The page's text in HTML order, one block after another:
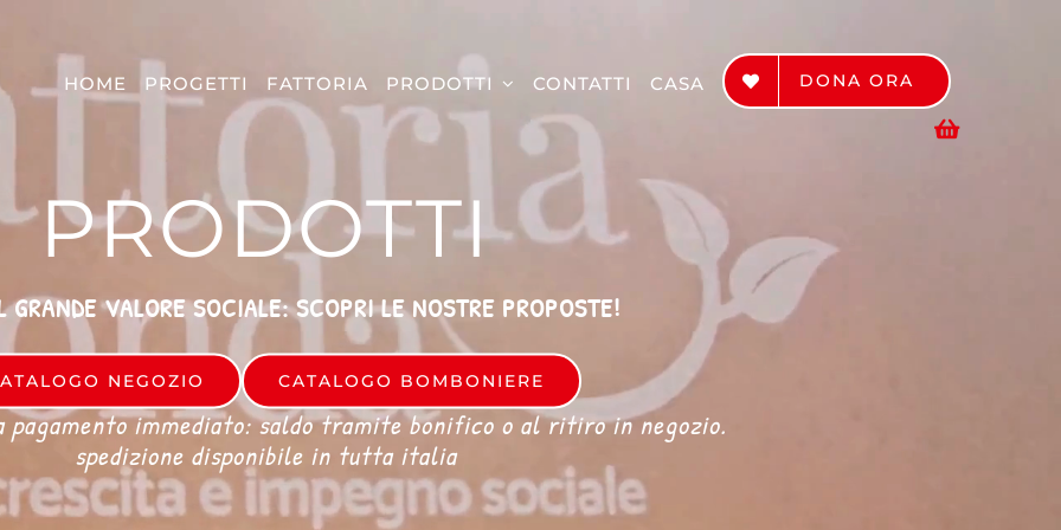
HOME PROGETTI FATTORIA PRODOTTI CONTATTI CASA DONA ORA
PRODOTTI
GRANDE VALORE SOCIALE: SCOPRI LE NOSTRE PROPOSTE!
NEGOZIO CATALOGO BOMBONIERE
pagamento immediato: saldo tramite bonifico o al ritiro in negozio.
spedizione disponibile in tutta italia